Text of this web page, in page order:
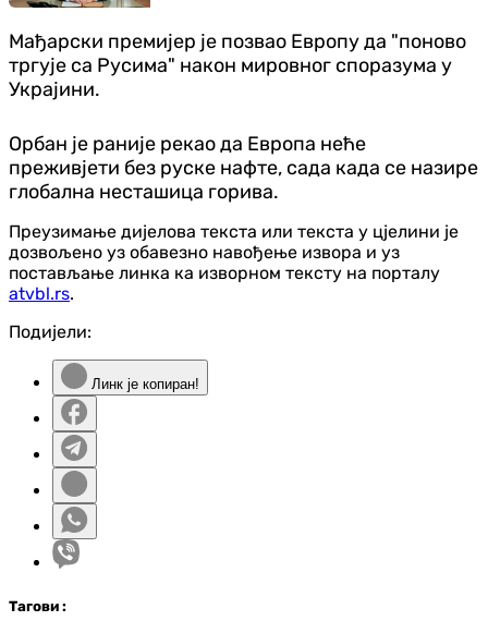
Мађарски премијер је позвао Европу да "поново
тргује са Русима" након мировног споразума у ​​
Украјини.
Орбан је раније рекао да Европа неће
преживјети без руске нафте, сада када се назире
глобална несташица горива.
Преузимање дијелова текста или текста у цјелини је
дозвољено уз обавезно навођење извора и уз
постављање линка ка изворном тексту на порталу
atvbl.rs.
Подијели:
Линк је копиран!
Тагови :